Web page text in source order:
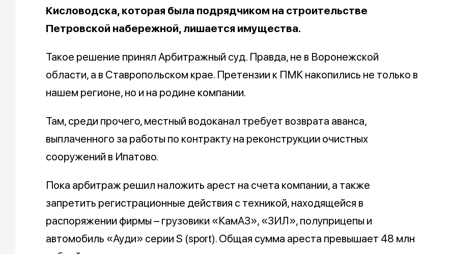
Кисловодска, которая была подрядчиком на строительстве
Петровской набережной, лишается имущества.
Такое решение принял Арбитражный суд. Правда, не в Воронежской
области, а в Ставропольском крае. Претензии к ПМК накопились не только в
нашем регионе, но и на родине компании.
Там, среди прочего, местный водоканал требует возврата аванса,
выплаченного за работы по контракту на реконструкции очистных
сооружений в Ипатово.
Пока арбитраж решил наложить арест на счета компании, а также
запретить регистрационные действия с техникой, находящейся в
распоряжении фирмы – грузовики «КамАЗ», «ЗИЛ», полуприцепы и
автомобиль «Ауди» серии S (sport). Общая сумма ареста превышает 48 млн